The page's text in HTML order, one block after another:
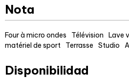
Nota
Four à micro ondes Télévision Lave
matériel de sport
Terrasse Studio
Disponibilidad